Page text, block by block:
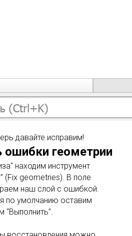
давайте исправим!
ошибки геометрии
находим инструмент
(Fix geometries). В поле
наш слой с ошибкой.
по умолчанию оставим
“Выполнить”.